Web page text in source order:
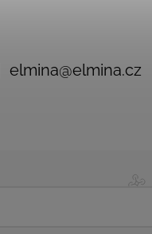
elmina@elmina.cz